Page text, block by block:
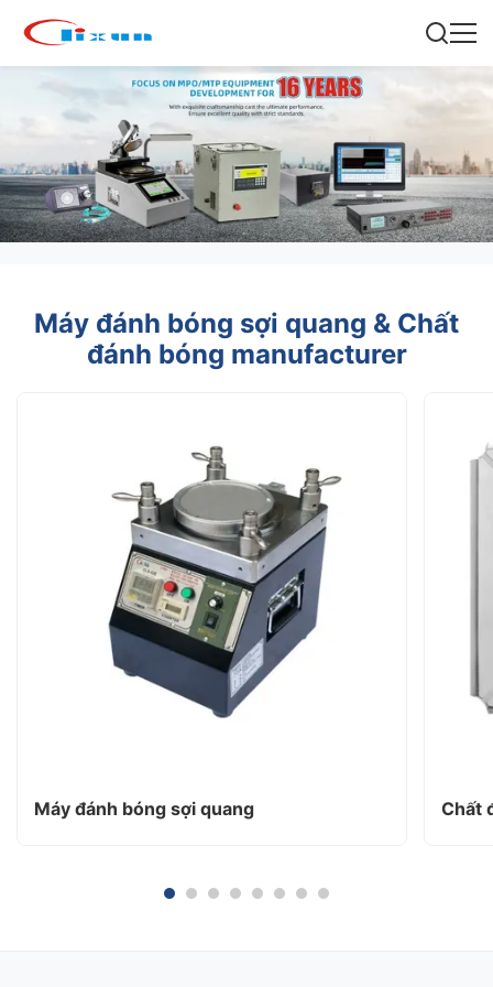
Máy đánh bóng sợi quang & Chất
đánh bóng manufacturer
Máy đánh bóng sợi quang Chất